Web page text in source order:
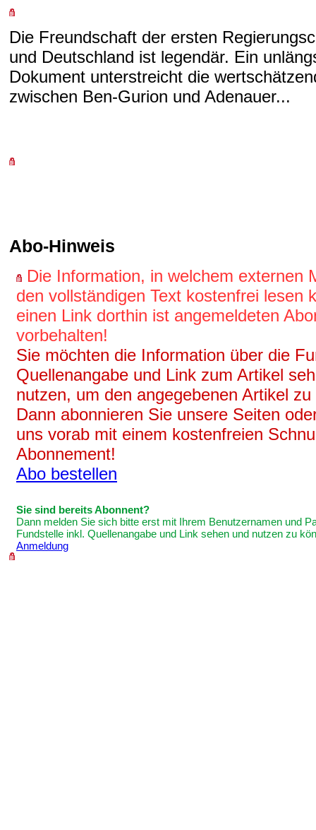
Die Freundschaft der ersten
und Deutschland ist legendär. Ein
Dokument unterstreicht die
zwischen Ben-Gurion und Adenauer...
Abo-Hinweis
Die Information, in welchem externen
den vollständigen Text kostenfrei lesen
einen Link dorthin ist angemeldeten
vorbehalten!
Sie möchten die Information über die
Quellenangabe und Link zum Artikel
nutzen, um den angegebenen Artikel zu
Dann abonnieren Sie unsere Seiten
uns vorab mit einem kostenfreien
Abonnement!
Abo bestellen
Sie sind bereits Abonnent?
Dann melden Sie sich bitte erst mit Ihrem Benutzernamen und
Fundstelle inkl. Quellenangabe und Link sehen und nutzen zu
Anmeldung